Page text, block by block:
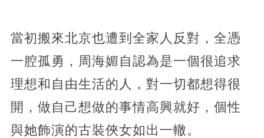
當初搬來北京也遭到全家人反對，全憑
一腔孤勇，周海媚自認為是一個很追求
理想和自由生活的人，對一切都想得很
開，做自己想做的事情高興就好，個性
與她飾演的古裝俠女如出一轍。